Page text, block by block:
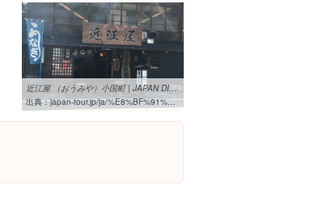
近江屋 （おうみや）小国町 | JAPAN DISCOVERY
出典：japan-tour.jp/ja/%E8%BF%91%E6%B1%9F%E5%B1%8B-%EF%BC%88%E3%81%8A%E3%81%86%E3%81%BF%E3%82%84%EF%BC%89%E5%B0%8F%E5%9B%BD%E7%94%BA/%E4%B9%9D%E5%B7%9E/kumamoto/18628